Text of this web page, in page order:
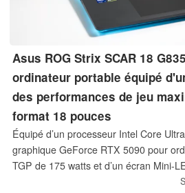
Asus ROG Strix SCAR 18
ordinateur portable équipé
des performances de jeu
format 18 pouces
Équipé d’un processeur Intel Core
graphique GeForce RTX 5090 pour
TGP de 175 watts et d’un écran Mini-
l’Asus ROG Strix SCAR 18 G835LXG